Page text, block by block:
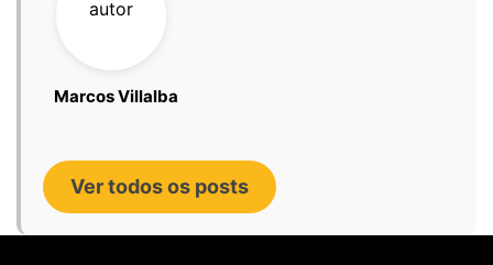
Marcos Villalba
Ver todos os posts